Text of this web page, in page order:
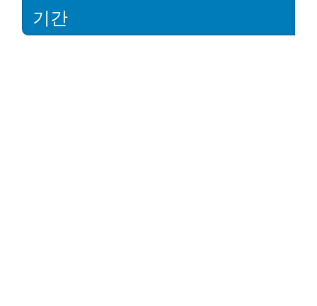
기간